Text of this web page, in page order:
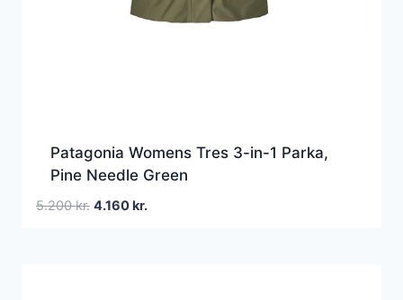
Patagonia Womens Tres 3-in-1 Parka,
Pine Needle Green
5.200kr. Den
4.160kr.Den